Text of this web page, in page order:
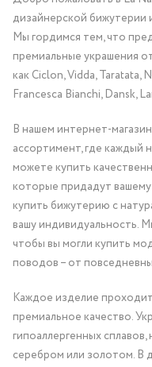
дизайнерской бижутерии
Мы гордимся тем, что
премиальные украшения
как Ciclon, Vidda, Taratata,
Francesca Bianchi, Dansk,
В нашем интернет-
ассортимент, где каждый
можете купить
которые придадут
купить бижутерию с
вашу индивидуальность.
чтобы вы могли купить
поводов – от
Каждое изделие
премиальное качество.
гипоаллергенных
серебром или золотом. В